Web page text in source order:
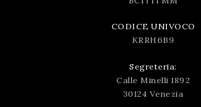
CODICE UNIVOCO
KRRH6B9
Segreteria:
Calle Minelli 1892
30124 Venezia